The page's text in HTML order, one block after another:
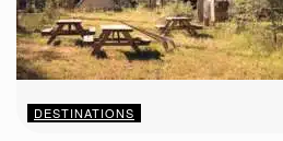
DESTINATIONS